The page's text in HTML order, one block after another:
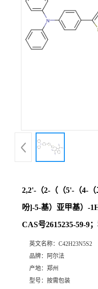
厅2,2'-（2-（（5'-（4-
吩]-5-基）亚甲基）-
CAS号2615235-59-9
英文名称： C42H23N5S2
品牌：
阿尔法
产地： 郑州
型号： 按需包装